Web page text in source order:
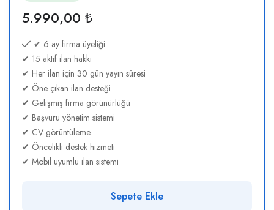
5.990,00 ₺
✔ 6 ay firma üyeliği
✔ 15 aktif ilan hakkı
✔ Her ilan için 30 gün yayın süresi
✔ Öne çıkan ilan desteği
✔ Gelişmiş firma görünürlüğü
✔ Başvuru yönetim sistemi
✔ CV görüntüleme
✔ Öncelikli destek hizmeti
✔ Mobil uyumlu ilan sistemi
Sepete Ekle